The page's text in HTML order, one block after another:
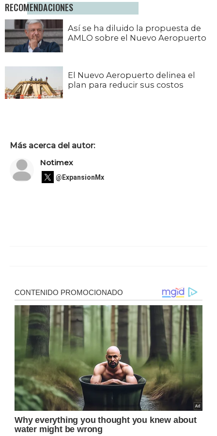
RECOMENDACIONES
Así se ha diluido la propuesta de
AMLO sobre el Nuevo Aeropuerto
El Nuevo Aeropuerto delinea el
plan para reducir sus costos
Más acerca del autor:
Notimex
@ExpansionMx